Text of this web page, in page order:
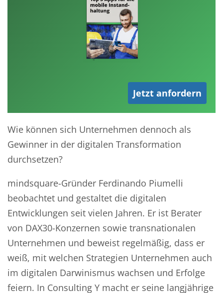
Jetzt anfordern
Wie können sich Unternehmen dennoch als
Gewinner in der digitalen Transformation
durchsetzen?
mindsquare-Gründer Ferdinando Piumelli
beobachtet und gestaltet die digitalen
Entwicklungen seit vielen Jahren. Er ist Berater
von DAX30-Konzernen sowie transnationalen
Unternehmen und beweist regelmäßig, dass er
weiß, mit welchen Strategien Unternehmen auch
im digitalen Darwinismus wachsen und Erfolge
feiern. In Consulting Y macht er seine langjährige